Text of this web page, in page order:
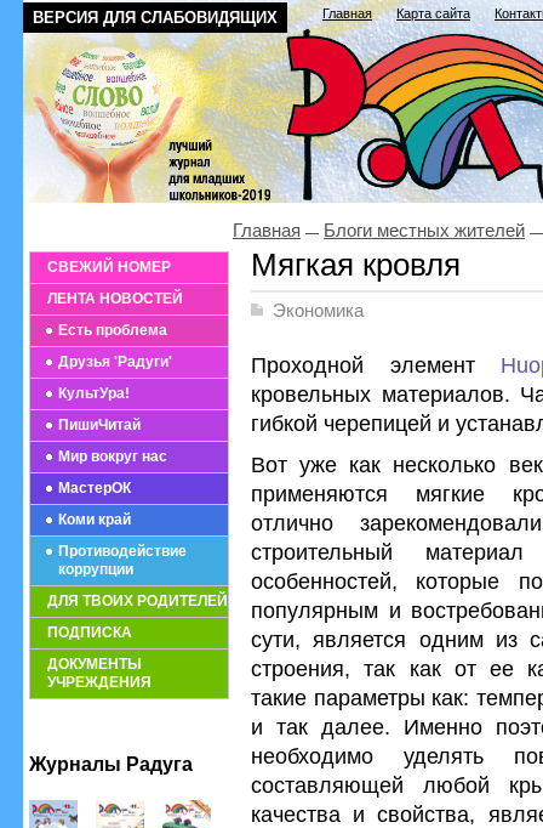
ВЕРСИЯ ДЛЯ СЛАБОВИДЯЩИХ Главная Карта сайта
СВЕЖИЙ НОМЕР
ЛЕНТА НОВОСТЕЙ
Есть проблема
Друзья 'Радуги'
КультУра!
ПишиЧитай
Мир вокруг нас
МастерОК
Коми край
Противодействие
коррупции
ДЛЯ ТВОИХ РОДИТЕЛЕЙ
ПОДПИСКА
ДОКУМЕНТЫ
УЧРЕЖДЕНИЯ
Журналы Радуга
Главная Блоги местных жителей
Мягкая кровля
Экономика
Проходной элемент
кровельных материалов.
гибкой черепицей и
Вот уже как несколько
применяются мягкие
отлично
строительный
особенностей, которые
популярным и
сути, является одним из
строения, так как от ее
такие параметры как:
и так далее. Именно
необходимо уделять
составляющей любой
качества и свойства,